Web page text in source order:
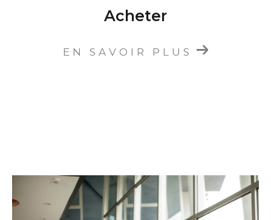
Acheter
EN SAVOIR PLUS